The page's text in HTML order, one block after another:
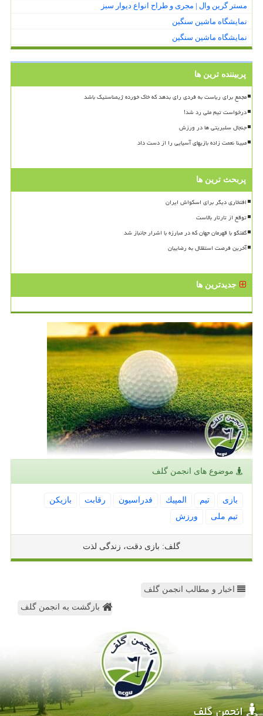
مستر گرین وال | مجری و طراح انواع دیوار سبز
نمایشگاه ماشین سنگین
نمایشگاه ماشین سنگین
پربیننده ترین ها
مجمع برای ریاست به فردی رای بدهد که خاک خورده ژیمناستیک باشد
درخواست تیم ملی رد شد!
جنجال سلبریتی ها در ورزش
مبینا نعمت زاده بازیهای آسیایی را از دست داد
پربحث ترین ها
افتخاری دیگر برای اسکواش ایران
توقع از تارتار بالاست
گفتگو با قهرمان جهان که در مبارزه با اشرار جانباز شد
آخرین فرصت استقلال به رضاییان
جدیدترین ها
موضوع های انجمن گلف
بازی تیم المپیك فدراسیون رقابت
بازیكن
تیم ملی
ورزش
گلف: بازی دقت، زندگی لذت
اخبار و مطالب انجمن گلف
بازگشت به انجمن گلف
انجمن گلف